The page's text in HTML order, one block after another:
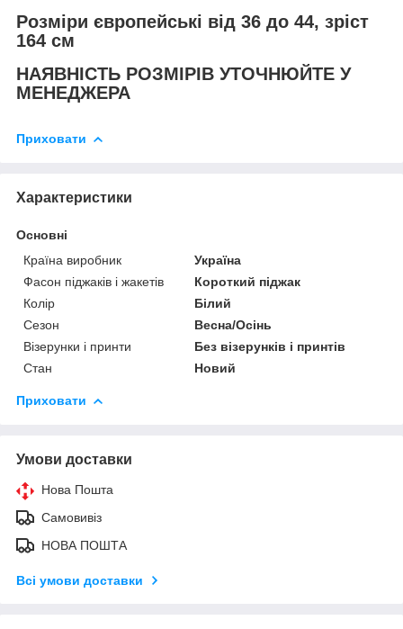
Розміри європейські від 36 до 44, зріст
164 см
НАЯВНІСТЬ РОЗМІРІВ УТОЧНЮЙТЕ У
МЕНЕДЖЕРА
Приховати
Характеристики
Основні
Країна виробник
Україна
Фасон піджаків і жакетів
Короткий піджак
Колір
Білий
Сезон
Весна/Осінь
Візерунки і принти
Без візерунків і принтів
Стан
Новий
Приховати
Умови доставки
Нова Пошта
Самовивіз
НОВА ПОШТА
Всі умови доставки